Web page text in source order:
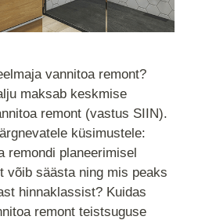
vannitoa remont?
maksab keskmise
remont (vastus SIIN).
küsimustele:
remondi planeerimisel
võib säästa ning mis peaks
hinnaklassist? Kuidas
remont teistsuguse